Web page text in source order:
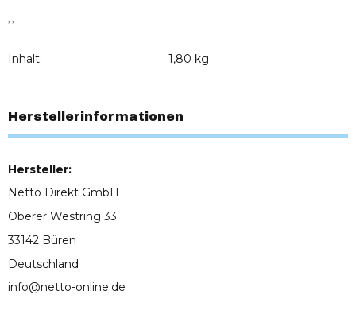
Inhalt: 1,80 kg
Herstellerinformationen
Hersteller:
Netto Direkt GmbH
Oberer Westring 33
33142 Büren
Deutschland
info@netto-online.de